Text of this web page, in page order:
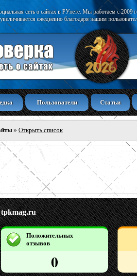
сеть о сайтах в РУнете. Мы работаем с
увеличивается ежедневно благодаря нашим
Пользователи Статьи
» Открыть список
tpkmag.ru
Положительных
отзывов
0